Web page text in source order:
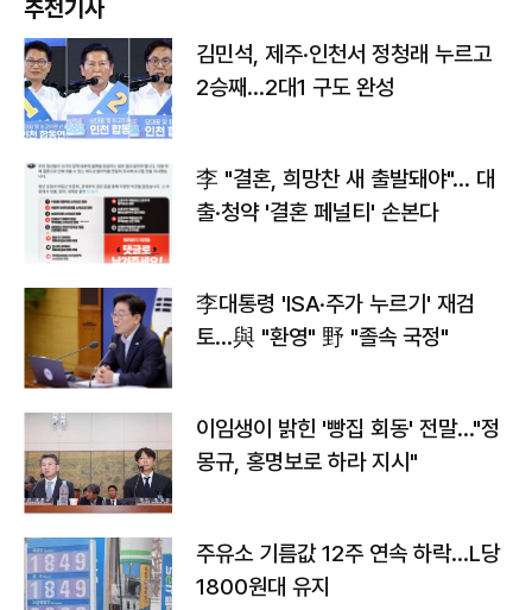
추천기사
김민석, 제주·인천서 정청래 누르고
2승째…2대1 구도 완성
李 "결혼, 희망찬 새 출발돼야"… 대
출·청약 '결혼 페널티' 손본다
李대통령 'ISA·주가 누르기' 재검
토…與 "환영" 野 "졸속 국정"
이임생이 밝힌 '빵집 회동' 전말…"정
몽규, 홍명보로 하라 지시"
주유소 기름값 12주 연속 하락…L당
1800원대 유지